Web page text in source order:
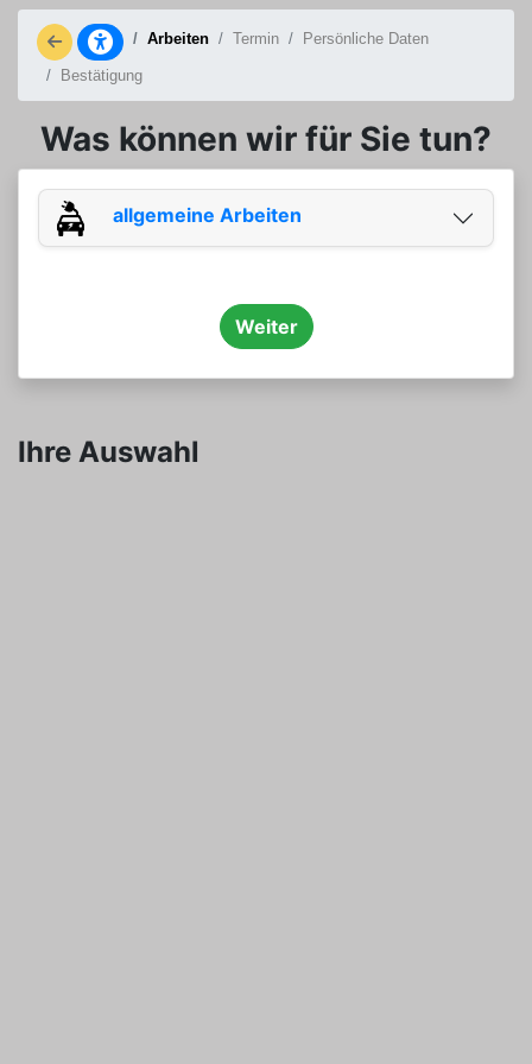
Arbeiten Termin Persönliche Daten
Bestätigung
Was können wir für Sie tun?
allgemeine Arbeiten
Weiter
Ihre Auswahl